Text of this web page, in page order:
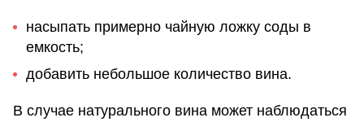
насыпать примерно чайную ложку соды в
емкость;
добавить небольшое количество вина.
В случае натурального вина может наблюдаться